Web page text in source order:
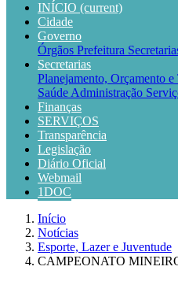
INÍCIO (current)
Cidade
Governo
Órgãos Prefeitura
Secretarias
Planejamento, Orçamento e
Saúde Administração
Finanças
SERVIÇOS
Transparência
Legislação
Diário Oficial
Webmail
1DOC
Início
Notícias
Esporte, Lazer e Juventude
CAMPEONATO